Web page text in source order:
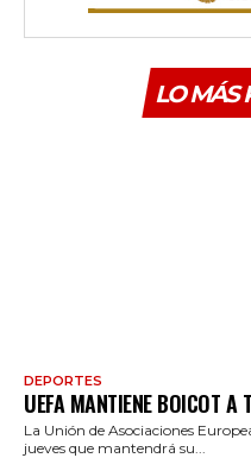
LO MÁS
DEPORTES
UEFA MANTIENE BOICOT A
La Unión de Asociaciones
jueves que mantendrá su...